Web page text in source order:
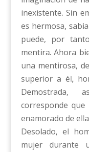
inexistente. Sin
es hermosa,
puede, por
mentira. Ahora
una mentirosa,
superior a él,
Demostrada,
corresponde
enamorado de
Desolado, el
mujer durante